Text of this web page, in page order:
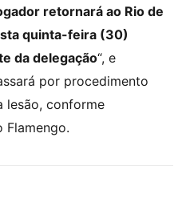
retornará ao Rio de
quinta-feira (30)
da delegação“, e
por procedimento
lesão, conforme
Flamengo.